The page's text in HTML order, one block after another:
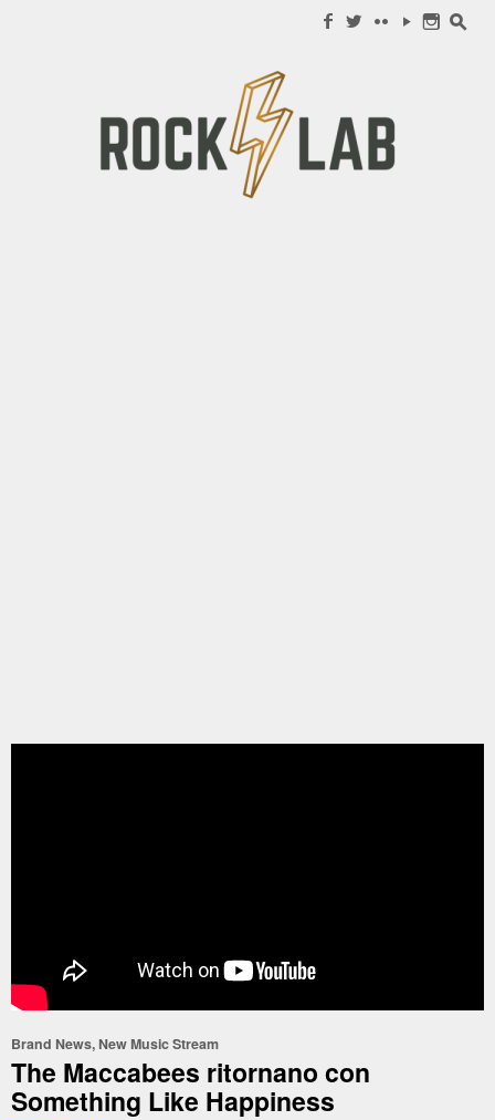
f w c y n s
Brand News, New Music Stream
The Maccabees ritornano con
Something Like Happiness